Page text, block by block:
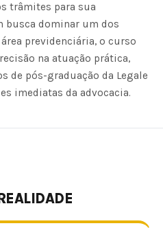
trâmites para sua
busca dominar um dos
previdenciária, o curso
na atuação prática,
de pós-graduação da Legale
imediatas da advocacia.